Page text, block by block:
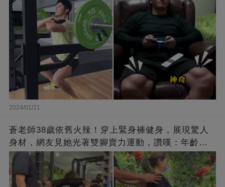
2024/01/21
蒼老師38歲依舊火辣！穿上緊身褲健身，展現驚人
身材，網友見她光著雙腳賣力運動，讚嘆：年齡不
過是個數字！